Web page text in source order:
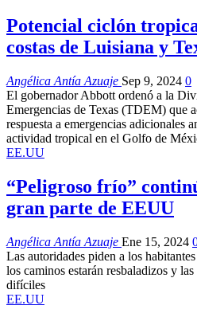
Potencial ciclón
costas de Luisiana y
Angélica Antía Azuaje Sep 9, 2024 0
El gobernador Abbott ordenó a la
Emergencias de Texas (TDEM) que
respuesta a emergencias adicionales
actividad tropical en el Golfo de
EE.UU
“Peligroso frío”
gran parte de EEUU
Angélica Antía Azuaje Ene 15, 2024
Las autoridades piden a los
los caminos estarán resbaladizos y
difíciles
EE.UU